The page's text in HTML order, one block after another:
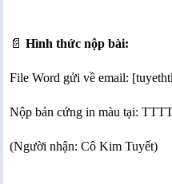
📄 Hình thức nộp bài:
File Word gửi về email:
Nộp bản cứng in màu tại:
(Người nhận: Cô Kim Tuyết)